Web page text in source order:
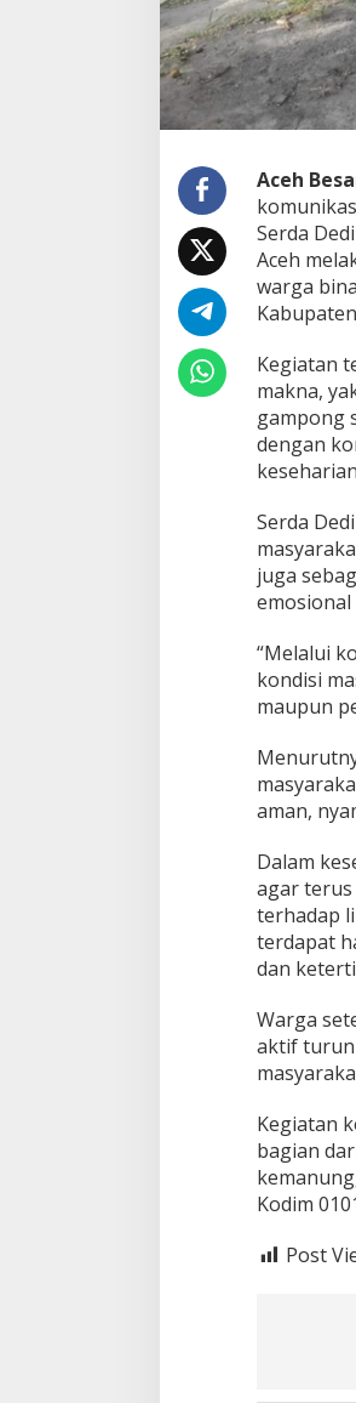
Aceh
Serda
Aceh
warga
Kegiatan
makna,
gampong
dengan
Serda
juga
“Melalui
kondisi
maupun
aman,
Dalam
agar
terhadap
terdapat
dan
Warga
aktif turun
Kegiatan
bagian
Kodim
Post